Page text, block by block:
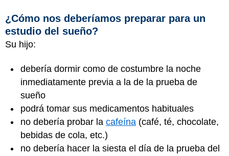
¿Cómo nos deberíamos preparar para un
estudio del sueño?
Su hijo:
debería dormir como de costumbre la noche
inmediatamente previa a la de la prueba de
sueño
podrá tomar sus medicamentos habituales
no debería probar la cafeína (café, té, chocolate,
bebidas de cola, etc.)
no debería hacer la siesta el día de la prueba del